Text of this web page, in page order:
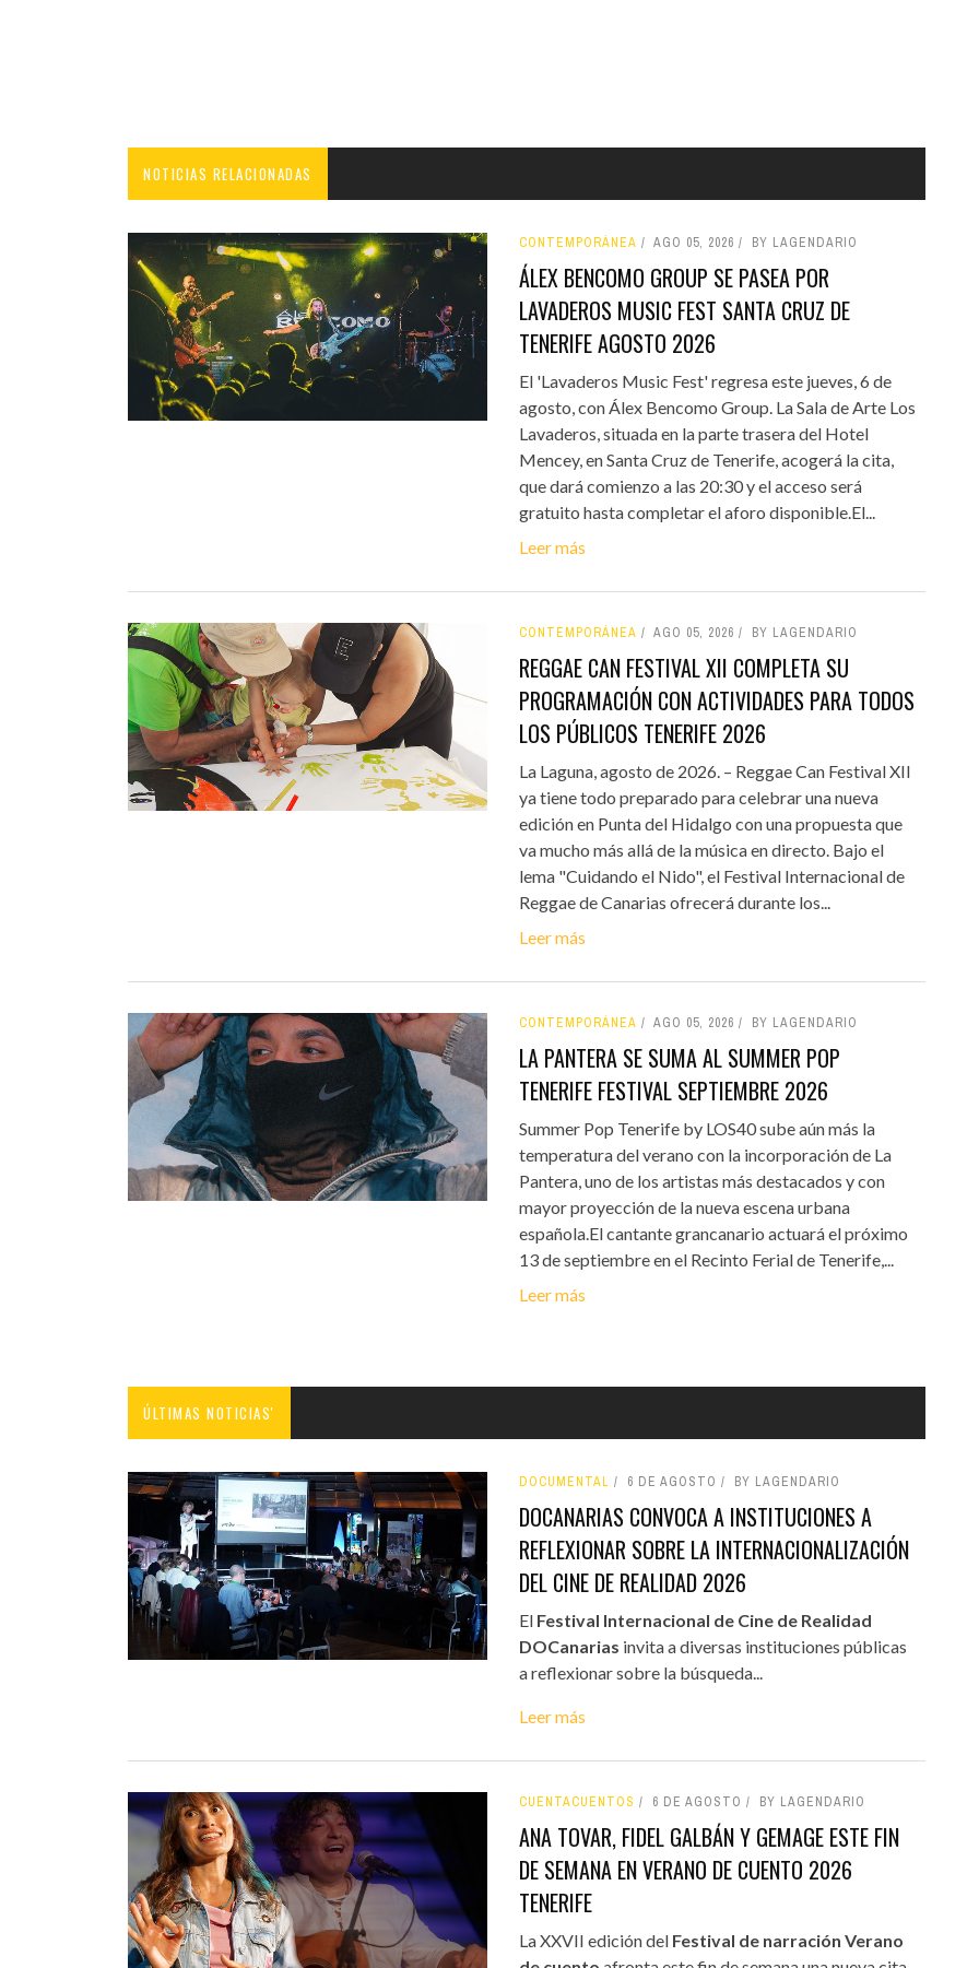
NOTICIAS RELACIONADAS
CONTEMPORÁNEA AGO 05, 2026 BY LAGENDARIO
ÁLEX BENCOMO GROUP SE PASEA POR
LAVADEROS MUSIC FEST SANTA CRUZ DE
TENERIFE AGOSTO 2026
El 'Lavaderos Music Fest' regresa este jueves, 6 de
agosto, con Álex Bencomo Group. La Sala de Arte Los
Lavaderos, situada en la parte trasera del Hotel
Mencey, en Santa Cruz de Tenerife, acogerá la cita,
que dará comienzo a las 20:30 y el acceso será
gratuito hasta completar el aforo disponible.El...
Leer más
CONTEMPORÁNEA AGO 05, 2026 BY LAGENDARIO
REGGAE CAN FESTIVAL XII COMPLETA SU
PROGRAMACIÓN CON ACTIVIDADES PARA TODOS
LOS PÚBLICOS TENERIFE 2026
La Laguna, agosto de 2026. – Reggae Can Festival XII
ya tiene todo preparado para celebrar una nueva
edición en Punta del Hidalgo con una propuesta que
va mucho más allá de la música en directo. Bajo el
lema "Cuidando el Nido", el Festival Internacional de
Reggae de Canarias ofrecerá durante los...
Leer más
CONTEMPORÁNEA AGO 05, 2026 BY LAGENDARIO
LA PANTERA SE SUMA AL SUMMER POP
TENERIFE FESTIVAL SEPTIEMBRE 2026
Summer Pop Tenerife by LOS40 sube aún más la
temperatura del verano con la incorporación de La
Pantera, uno de los artistas más destacados y con
mayor proyección de la nueva escena urbana
española.El cantante grancanario actuará el próximo
13 de septiembre en el Recinto Ferial de Tenerife,...
Leer más
ÚLTIMAS NOTICIAS'
DOCUMENTAL 6 DE AGOSTO BY LAGENDARIO
DOCANARIAS CONVOCA A INSTITUCIONES A
REFLEXIONAR SOBRE LA INTERNACIONALIZACIÓN
DEL CINE DE REALIDAD 2026
El Festival Internacional de Cine de Realidad
DOCanarias invita a diversas instituciones públicas
a reflexionar sobre la búsqueda...
Leer más
CUENTACUENTOS 6 DE AGOSTO BY LAGENDARIO
ANA TOVAR, FIDEL GALBÁN Y GEMAGE ESTE FIN
DE SEMANA EN VERANO DE CUENTO 2026
TENERIFE
La XXVII edición del Festival de narración Verano